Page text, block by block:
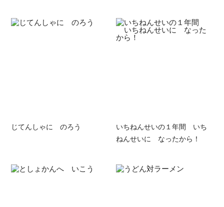
じてんしゃに のろう
いちねんせいの１年間 いち
ねんせいに なったから！